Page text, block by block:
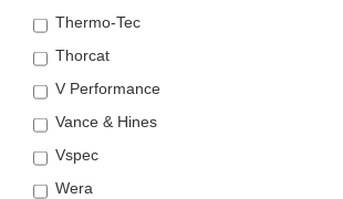
Thermo-Tec
Thorcat
V Performance
Vance & Hines
Vspec
Wera